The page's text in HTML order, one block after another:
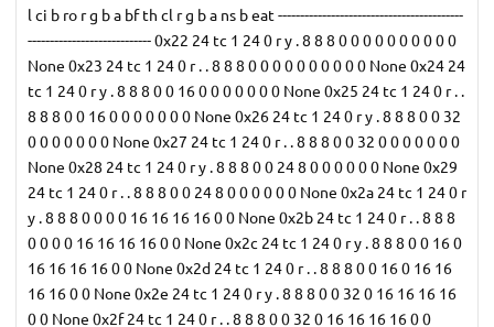
l ci b ro r g b a bf th cl r g b a ns b eat ------------------------------------------
---------------------------- 0x22 24 tc 1 24 0 r y . 8 8 8 0 0 0 0 0 0 0 0 0 0
None 0x23 24 tc 1 24 0 r . . 8 8 8 0 0 0 0 0 0 0 0 0 0 None 0x24 24
tc 1 24 0 r y . 8 8 8 0 0 16 0 0 0 0 0 0 0 None 0x25 24 tc 1 24 0 r . .
8 8 8 0 0 16 0 0 0 0 0 0 0 None 0x26 24 tc 1 24 0 r y . 8 8 8 0 0 32
0 0 0 0 0 0 0 None 0x27 24 tc 1 24 0 r . . 8 8 8 0 0 32 0 0 0 0 0 0 0
None 0x28 24 tc 1 24 0 r y . 8 8 8 0 0 24 8 0 0 0 0 0 0 None 0x29
24 tc 1 24 0 r . . 8 8 8 0 0 24 8 0 0 0 0 0 0 None 0x2a 24 tc 1 24 0 r
y . 8 8 8 0 0 0 0 16 16 16 16 0 0 None 0x2b 24 tc 1 24 0 r . . 8 8 8
0 0 0 0 16 16 16 16 0 0 None 0x2c 24 tc 1 24 0 r y . 8 8 8 0 0 16 0
16 16 16 16 0 0 None 0x2d 24 tc 1 24 0 r . . 8 8 8 0 0 16 0 16 16
16 16 0 0 None 0x2e 24 tc 1 24 0 r y . 8 8 8 0 0 32 0 16 16 16 16
0 0 None 0x2f 24 tc 1 24 0 r . . 8 8 8 0 0 32 0 16 16 16 16 0 0